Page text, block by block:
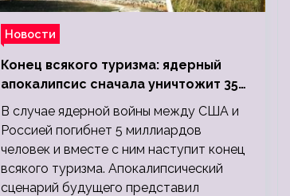
Новости
Конец всякого туризма: ядерный
апокалипсис сначала уничтожит 350
миллионов, а потом 5 миллиардов
людей
В случае ядерной войны между США и
Россией погибнет 5 миллиардов
человек и вместе с ним наступит конец
всякого туризма. Апокалипсический
сценарий будущего представил